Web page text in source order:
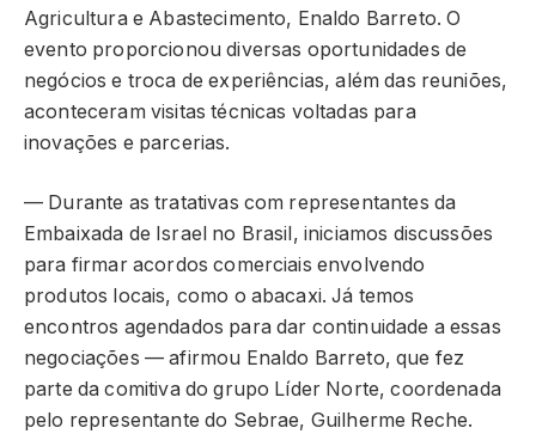
Agricultura e Abastecimento, Enaldo Barreto. O
evento proporcionou diversas oportunidades de
negócios e troca de experiências, além das reuniões,
aconteceram visitas técnicas voltadas para
inovações e parcerias.
— Durante as tratativas com representantes da
Embaixada de Israel no Brasil, iniciamos discussões
para firmar acordos comerciais envolvendo
produtos locais, como o abacaxi. Já temos
encontros agendados para dar continuidade a essas
negociações — afirmou Enaldo Barreto, que fez
parte da comitiva do grupo Líder Norte, coordenada
pelo representante do Sebrae, Guilherme Reche.